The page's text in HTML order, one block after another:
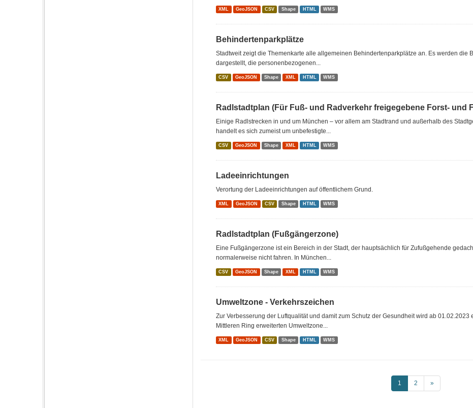
XML GeoJSON CSV Shape HTML WMS
Behindertenparkplätze
Stadtweit zeigt die Themenkarte alle allgemeinen Behindertenparkplätze an. Es werden die
dargestellt, die personenbezogenen...
CSV GeoJSON Shape XML HTML WMS
Radlstadtplan (Für Fuß- und Radverkehr freigegebene Forst- und
Einige Radlstrecken in und um München – vor allem am Stadtrand und außerhalb des
handelt es sich zumeist um unbefestigte...
CSV GeoJSON Shape XML HTML WMS
Ladeeinrichtungen
Verortung der Ladeeinrichtungen auf öffentlichem Grund.
XML GeoJSON CSV Shape HTML WMS
Radlstadtplan (Fußgängerzone)
Eine Fußgängerzone ist ein Bereich in der Stadt, der hauptsächlich für Zufußgehende
normalerweise nicht fahren. In München...
CSV GeoJSON Shape XML HTML WMS
Umweltzone - Verkehrszeichen
Zur Verbesserung der Luftqualität und damit zum Schutz der Gesundheit wird ab
Mittleren Ring erweiterten Umweltzone...
XML GeoJSON CSV Shape HTML WMS
1 2 »